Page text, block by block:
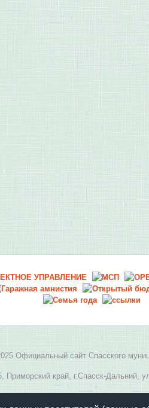
Официальный сайт Спасского
Приморский край, г.Спасск-Дальний,